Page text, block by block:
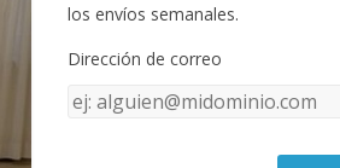
o
k e
C
los envíos semanales.
Dirección de correo
Dirección